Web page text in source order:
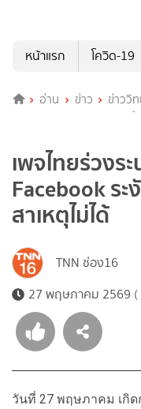
หน้าแรก
โควิด-19
อ่าน ข่าว ข่าววิท
หลายเพจถูก Facebook ร
เพจไทยร่วงร
Facebook ร
สาเหตุไม่ได้
TNN ช่อง16
27 พฤษภาคม 2569 (
วันที่ 27 พฤษภาคม เกิ